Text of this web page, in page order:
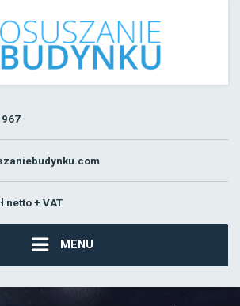
netto + VAT
MENU